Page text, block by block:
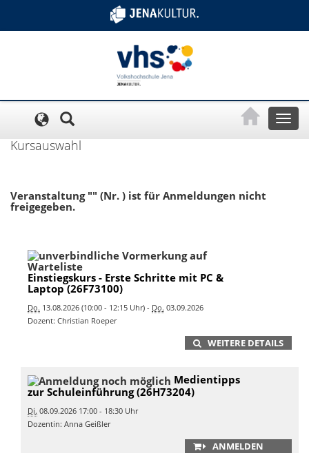
Toggle
Kursauswahl
Veranstaltung "" (Nr. ) ist für Anmeldungen nicht
freigegeben.
Einstiegskurs - Erste Schritte mit PC &
Laptop (26F73100)
Do. 13.08.2026 (10:00 - 12:15 Uhr) - Do. 03.09.2026
Dozent: Christian Roeper
WEITERE DETAILS
Medientipps
zur Schuleinführung (26H73204)
Di. 08.09.2026 17:00 - 18:30 Uhr
Dozentin: Anna Geißler
ANMELDEN